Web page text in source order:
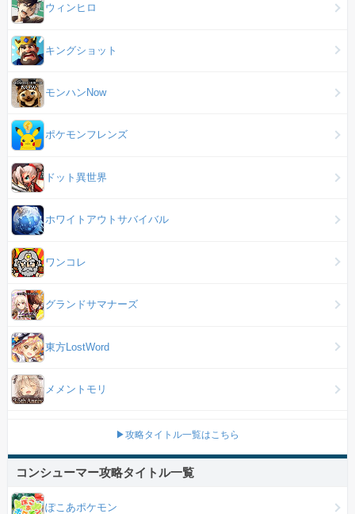
ウィンヒロ
キングショット
モンハンNow
ポケモンフレンズ
ドット異世界
ホワイトアウトサバイバル
ワンコレ
グランドサマナーズ
東方LostWord
メメントモリ
▶攻略タイトル一覧はこちら
コンシューマー攻略タイトル一覧
ぽこあポケモン